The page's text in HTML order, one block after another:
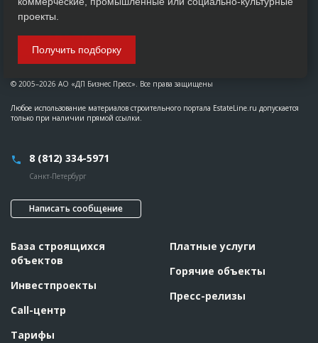
© 2005–2026 АО «ДП Бизнес Пресс». Все права защищены
Любое использование материалов строительного портала EstateLine.ru допускается
только при наличии прямой ссылки.
8 (812) 334-5971
Санкт-Петербург
Написать сообщение
База строящихся
объектов
Инвестпроекты
Call-центр
Тарифы
Платные услуги
Горячие объекты
Пресс-релизы
проекты.
Получить подборку